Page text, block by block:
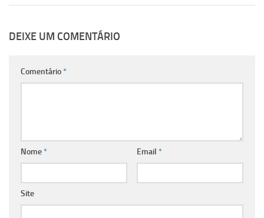
DEIXE UM COMENTÁRIO
Comentário*
Nome* Email *
Site